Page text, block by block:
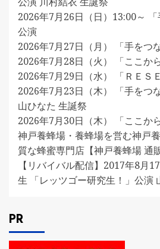
2026年7月26日（日）13:00～ 「
公演
2026年7月27日（月） 「手をつ
2026年7月28日（火） 「ここか
2026年7月29日（水） 「ＲＥＳ
2026年7月23日（木） 「手をつ
山ひなた 生誕祭
2026年7月30日（木） 「ここか
神戸養蜂場・養蜂場を営む神戸
質な蜂蜜専門店【神戸養蜂場 通
【リバイバル配信】2017年8月
生 「レッツゴー研究生！」公演
PR